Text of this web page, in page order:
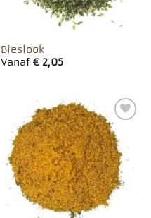
Bieslook
Vanaf €2,05
Toevoegen
aan
favorieten